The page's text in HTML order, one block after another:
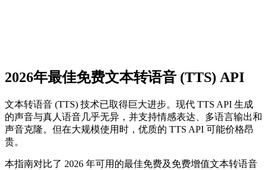
2026年最佳免费文本转语音 (TTS) API
文本转语音 (TTS) 技术已取得巨大进步。现代 TTS API 生成
的声音与真人语音几乎无异，并支持情感表达、多语言输出和
声音克隆。但在大规模使用时，优质的 TTS API 可能价格昂
贵。
本指南对比了 2026 年可用的最佳免费及免费增值文本转语音